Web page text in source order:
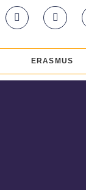
ERASMUS